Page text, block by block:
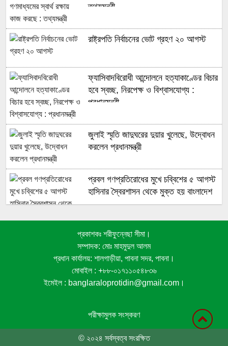
তথ্যমন্ত্রী
রাষ্ট্রপতি নির্বাচনের ভোট গ্রহণ ২০ আগস্ট
ফ্যাসিবাদবিরোধী আন্দোলনে হত্যাকাণ্ডের বিচার
হবে স্বচ্ছ, নিরপেক্ষ ও বিশ্বাসযোগ্য :
প্রধানমন্ত্রী
জুলাই স্মৃতি জাদুঘরের দুয়ার খুলেছে, উদ্বোধন
করলেন প্রধানমন্ত্রী
প্রবল গণপ্রতিরোধের মুখে চব্বিশের ৫ আগস্ট
হাসিনার স্বৈরশাসন থেকে মুক্ত হয় বাংলাদেশ
জুলাই গণঅভ্যুত্থানে সুপ্রিম কোর্টের
আইনজীবীদের ঐতিহাসিক ভূমিকা
প্রকাশকঃ শরীফুন্নেছা সীমা।
সম্পাদক: মোঃ মাহমুদুল আলম
প্রধান কার্যালয়: শালগাড়ীয়া, পাবনা সদর, পাবনা।
মোবাইল : +৮৮-০১৭১১০৫৪৮৩৬
ইমেইল : banglaraloprotidin@gmail.com।
পরীক্ষামুলক সংস্করণ
© ২০২৪ সর্বস্বত্ব সংরক্ষিত